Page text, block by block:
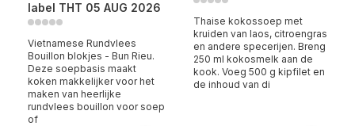
label THT 05 AUG 2026
Vietnamese Rundvlees
Bouillon blokjes - Bun Rieu.
Deze soepbasis maakt
koken makkelijker voor het
maken van heerlijke
rundvlees bouillon voor soep
of
Thaise kokossoep met
kruiden van laos, citroengras
en andere specerijen. Breng
250 ml kokosmelk aan de
kook. Voeg 500 g kipfilet en
de inhoud van di